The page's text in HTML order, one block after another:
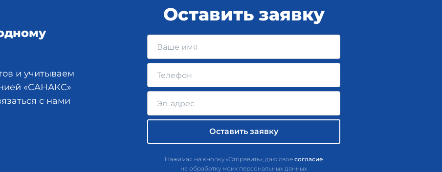
и учитываем
«САНАКС»
с нами
Оставить заявку
Нажимая на кнопку «Отправить», даю свое согласие
на обработку моих персональных данных